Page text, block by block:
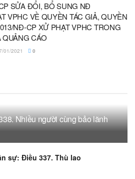
SỬA ĐỔI, BỔ SUNG NĐ
VPHC VỀ QUYỀN TÁC GIẢ, QUYỀN
NĐ-CP XỬ PHẠT VPHC TRONG
QUẢNG CÁO
01/2021 0
Nhiều người cùng bảo lãnh
sự: Điều 337. Thù lao